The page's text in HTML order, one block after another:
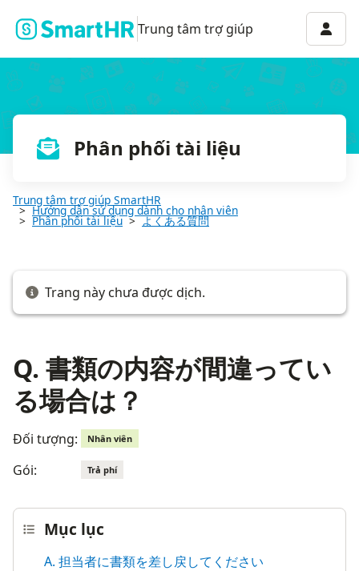
Trung tâm trợ giúp
Phân phối tài liệu
Trung tâm trợ giúp SmartHR
Hướng dẫn sử dụng dành cho nhân viên
Phân phối tài liệu よくある質問
Trang này chưa được dịch.
Q. 書類の内容が間違ってい
る場合は？
Đối tượng: Nhân viên
Gói: Trả phí
Mục lục
A. 担当者に書類を差し戻してください